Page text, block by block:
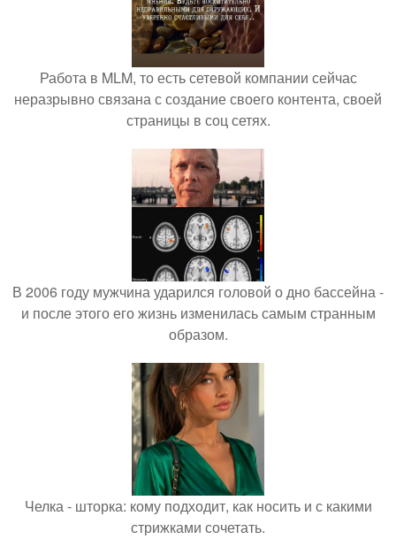
Работа в MLM, то есть сетевой компании сейчас
неразрывно связана с создание своего контента, своей
страницы в соц сетях.
В 2006 году мужчина ударился головой о дно бассейна -
и после этого его жизнь изменилась самым странным
образом.
Челка - шторка: кому подходит, как носить и с какими
стрижками сочетать.